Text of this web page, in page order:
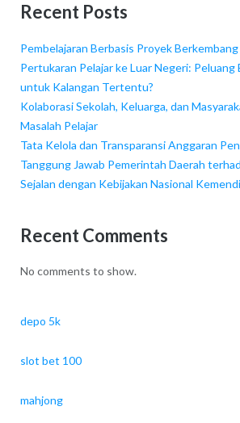
Recent Posts
Pembelajaran Berbasis Proyek Berkembang
Pertukaran Pelajar ke Luar Negeri: Peluang
untuk Kalangan Tertentu?
Kolaborasi Sekolah, Keluarga, dan
Masalah Pelajar
Tata Kelola dan Transparansi Anggaran
Tanggung Jawab Pemerintah Daerah
Sejalan dengan Kebijakan Nasional
Recent Comments
No comments to show.
depo 5k
slot bet 100
mahjong